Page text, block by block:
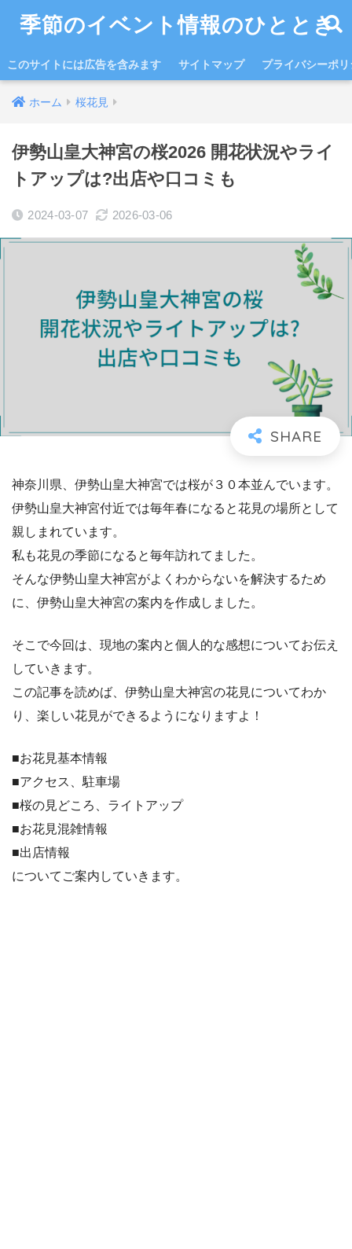
季節のイベント情報のひととき
このサイトには広告を含みます サイトマップ プライバシーポ
ホーム 桜花見
伊勢山皇大神宮の桜2026 開花状況やライ
トアップは?出店や口コミも
2024-03-07 2026-03-06
神奈川県、伊勢山皇大神宮では桜が３０本並んでいます。
伊勢山皇大神宮付近では毎年春になると花見の場所として
親しまれています。
私も花見の季節になると毎年訪れてました。
そんな伊勢山皇大神宮がよくわからないを解決するため
に、伊勢山皇大神宮の案内を作成しました。
そこで今回は、現地の案内と個人的な感想についてお伝え
していきます。
この記事を読めば、伊勢山皇大神宮の花見についてわか
り、楽しい花見ができるようになりますよ！
■お花見基本情報
■アクセス、駐車場
■桜の見どころ、ライトアップ
■お花見混雑情報
■出店情報
についてご案内していきます。